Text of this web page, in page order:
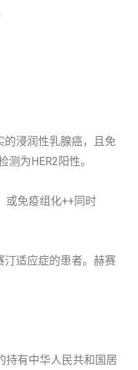
的浸润性乳腺癌，且免
测为HER2阳性。
或免疫组化++同时
汀适应症的患者。赫赛
持有中华人民共和国居